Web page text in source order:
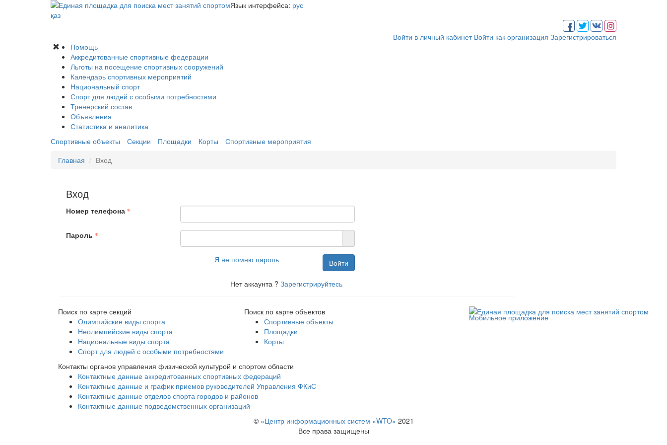
Язык интерфейса: рус
қаз
Войти в личный кабинет Войти как организация Зарегистрироваться
Помощь
Аккредитованные спортивные федерации
Льготы на посещение спортивных сооружений
Календарь спортивных мероприятий
Национальный спорт
Спорт для людей с особыми потребностями
Тренерский состав
Объявления
Статистика и аналитика
Спортивные объекты
Секции Площадки Корты
Спортивные мероприятия
Главная
Вход
Вход
Номер телефона
Пароль
Я не помню пароль Войти
Нет аккаунта ? Зарегистрируйтесь
Поиск по карте секций
Олимпийские виды спорта
Неолимпийские виды спорта
Национальные виды спорта
Спорт для людей с особыми потребностями
Поиск по карте объектов
Спортивные объекты
Площадки
Корты
Контакты органов управления физической культурой и спортом области
Контактные данные аккредитованных спортивных федераций
Контактные данные и график приемов руководителей Управления ФКиС
Контактные данные отделов спорта городов и районов
Контактные данные подведомственных организаций
Мобильное приложение
© «Центр информационных систем «WTO» 2021
Все права защищены